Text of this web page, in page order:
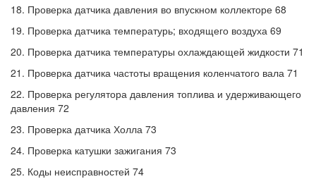
18. Проверка датчика давления во впускном коллекторе 68
19. Проверка датчика температурь; входящего воздуха 69
20. Проверка датчика температуры охлаждающей жидкости 71
21. Проверка датчика частоты вращения коленчатого вала 71
22. Проверка регулятора давления топлива и удерживающего
давления 72
23. Проверка датчика Холла 73
24. Проверка катушки зажигания 73
25. Коды неисправностей 74